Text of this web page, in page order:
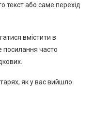
текст або саме перехід
вмістити в
посилання часто
як у вас вийшло.